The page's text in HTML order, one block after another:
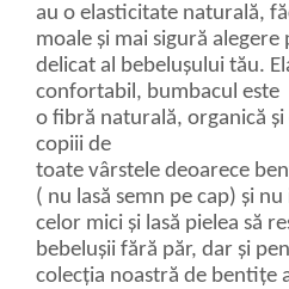
au o elasticitate naturală,
moale și mai sigură alegere
delicat al bebelușului tău.
confortabil, bumbacul este
o fibră naturală, organică
copiii de
toate vârstele deoarece
( nu lasă semn pe cap) și
celor mici și lasă pielea să
bebelușii fără păr, dar și
colecția noastră de bentițe